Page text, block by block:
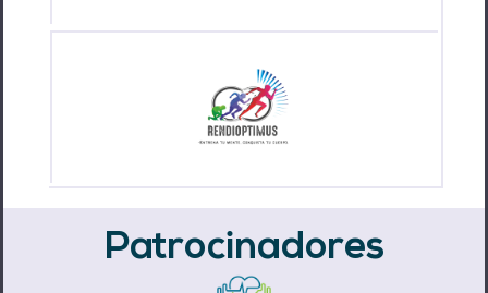
Patrocinadores